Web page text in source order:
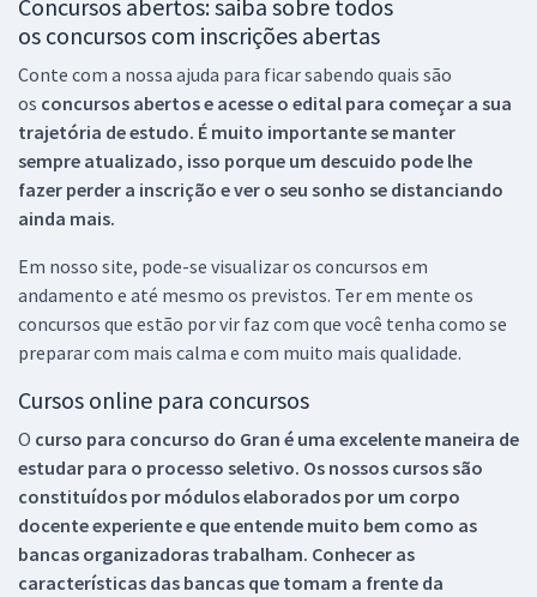
Concursos abertos: saiba sobre todos
os concursos com inscrições abertas
Conte com a nossa ajuda para ficar sabendo quais são
os concursos abertos e acesse o edital para começar a sua
trajetória de estudo. É muito importante se manter
sempre atualizado, isso porque um descuido pode lhe
fazer perder a inscrição e ver o seu sonho se distanciando
ainda mais.
Em nosso site, pode-se visualizar os concursos em
andamento e até mesmo os previstos. Ter em mente os
concursos que estão por vir faz com que você tenha como se
preparar com mais calma e com muito mais qualidade.
Cursos online para concursos
O curso para concurso do Gran é uma excelente maneira de
estudar para o processo seletivo. Os nossos cursos são
constituídos por módulos elaborados por um corpo
docente experiente e que entende muito bem como as
bancas organizadoras trabalham. Conhecer as
características das bancas que tomam a frente da